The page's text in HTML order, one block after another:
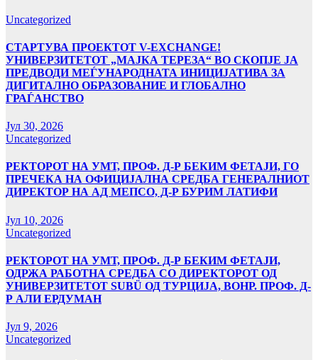
Uncategorized
СТАРТУВА ПРОЕКТОТ V-EXCHANGE!
УНИВЕРЗИТЕТОТ „МАЈКА ТЕРЕЗА“ ВО СКОПЈЕ ЈА
ПРЕДВОДИ МЕЃУНАРОДНАТА ИНИЦИЈАТИВА ЗА
ДИГИТАЛНО ОБРАЗОВАНИЕ И ГЛОБАЛНО
ГРАЃАНСТВО
Јул 30, 2026
Uncategorized
РЕКТОРОТ НА УМТ, ПРОФ. Д-Р БЕКИМ ФЕТАЈИ, ГО
ПРЕЧЕКА НА ОФИЦИЈАЛНА СРЕДБА ГЕНЕРАЛНИОТ
ДИРЕКТОР НА АД МЕПСО, Д-Р БУРИМ ЛАТИФИ
Јул 10, 2026
Uncategorized
РЕКТОРОТ НА УМТ, ПРОФ. Д-Р БЕКИМ ФЕТАЈИ,
ОДРЖА РАБОТНА СРЕДБА СО ДИРЕКТОРОТ ОД
УНИВЕРЗИТЕТОТ SUBÜ ОД ТУРЦИЈА, ВОНР. ПРОФ. Д-
Р АЛИ ЕРДУМАН
Јул 9, 2026
Uncategorized